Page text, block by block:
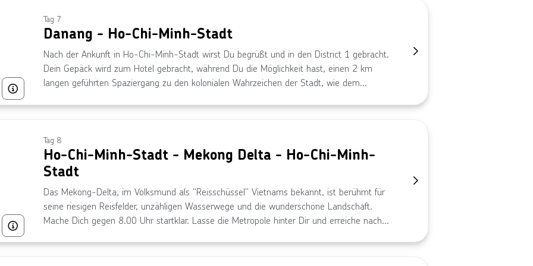
Bild von © saiko3p über Getty Images
Tag 7
Danang - Ho-Chi-Minh-Stadt
Nach der Ankunft in Ho-Chi-Minh-Stadt wirst Du begrüßt und in den District 1 gebracht.
Dein Gepäck wird zum Hotel gebracht, während Du die Möglichkeit hast, einen 2 km
langen geführten Spaziergang zu den kolonialen Wahrzeichen der Stadt, wie dem
unternehmen. Der Spaziergang endet am Hotel, wo Du eincheckst, es Dir im Zimmer
Bild von © Qui Thinh Tran über Getty Images
Tag 8
Ho-Chi-Minh-Stadt - Mekong Delta - Ho-Chi-Minh-
Stadt
Das Mekong-Delta, im Volksmund als "Reisschüssel" Vietnams bekannt, ist berühmt für
seine riesigen Reisfelder, unzähligen Wasserwege und die wunderschöne Landschaft.
Mache Dich gegen 8.00 Uhr startklar. Lasse die Metropole hinter Dir und erreiche nach
der Mündung des mächtigen Flusses entfernt. Dort besteigst Du ein privates Boot und